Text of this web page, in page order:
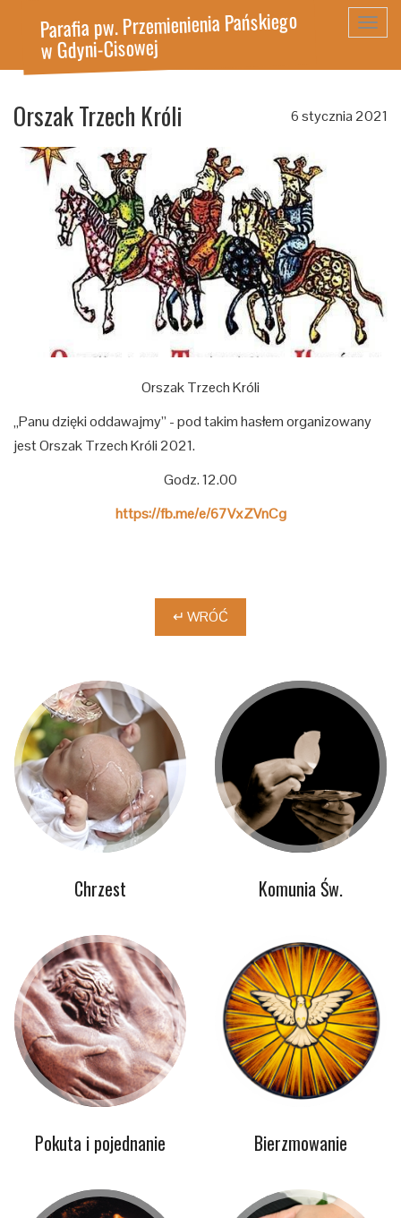
Parafia pw. Przemienienia Pańskiego
w Gdyni-Cisowej
6 stycznia 2021
Orszak Trzech Króli
Orszak Trzech Króli
„Panu dzięki oddawajmy” - pod takim hasłem organizowany
jest Orszak Trzech Króli 2021.
Godz. 12.00
https://fb.me/e/67VxZVnCg
↵ WRÓĆ
Chrzest Komunia Św.
Pokuta i pojednanie Bierzmowanie